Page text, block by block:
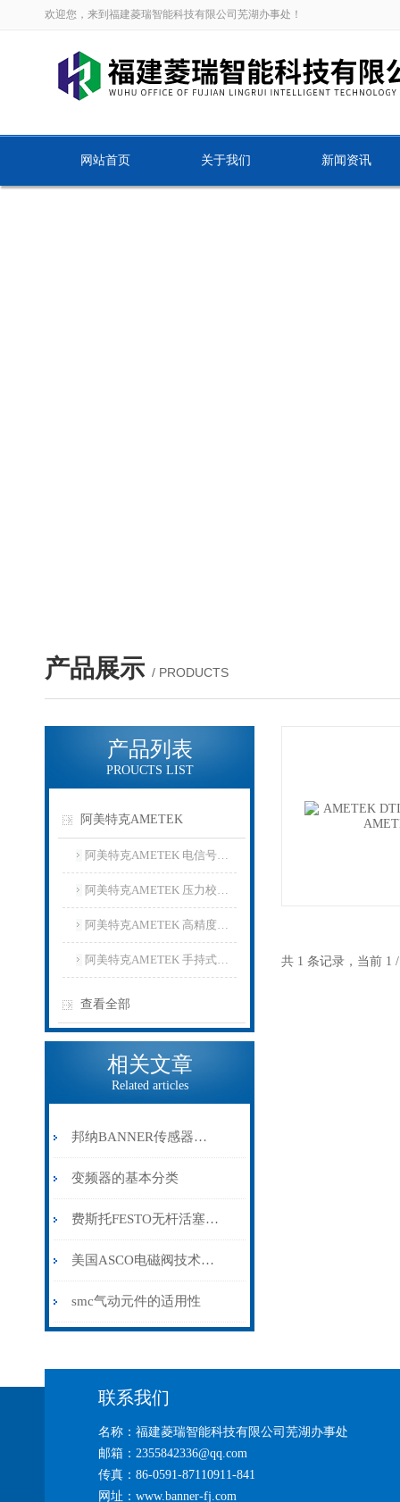
欢迎您，来到福建菱瑞智能科技有限公司芜湖办事处！
网站首页 关于我们 新闻资讯
产品展示 / PRODUCTS
产品列表
PROUCTS LIST
阿美特克AMETEK
阿美特克AMETEK 电信号校准仪
阿美特克AMETEK 压力校准仪
阿美特克AMETEK 高精度数字温度测试仪
阿美特克AMETEK 手持式数字温度计
查看全部
相关文章
Related articles
邦纳BANNER传感器在实际使用过程中的常见问题相应解决方法分享
变频器的基本分类
费斯托FESTO无杆活塞气缸
美国ASCO电磁阀技术参数
smc气动元件的适用性
共 1 条记录，当前
联系我们
名称：福建菱瑞智能科技有限公司芜湖办事处
邮箱：2355842336@qq.com
传真：86-0591-87110911-841
网址：www.banner-fj.com